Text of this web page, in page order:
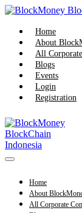
Skip
content
Home
About
All
Blogs
Events
Login
Registration
Menu
Home
About
All Corporate